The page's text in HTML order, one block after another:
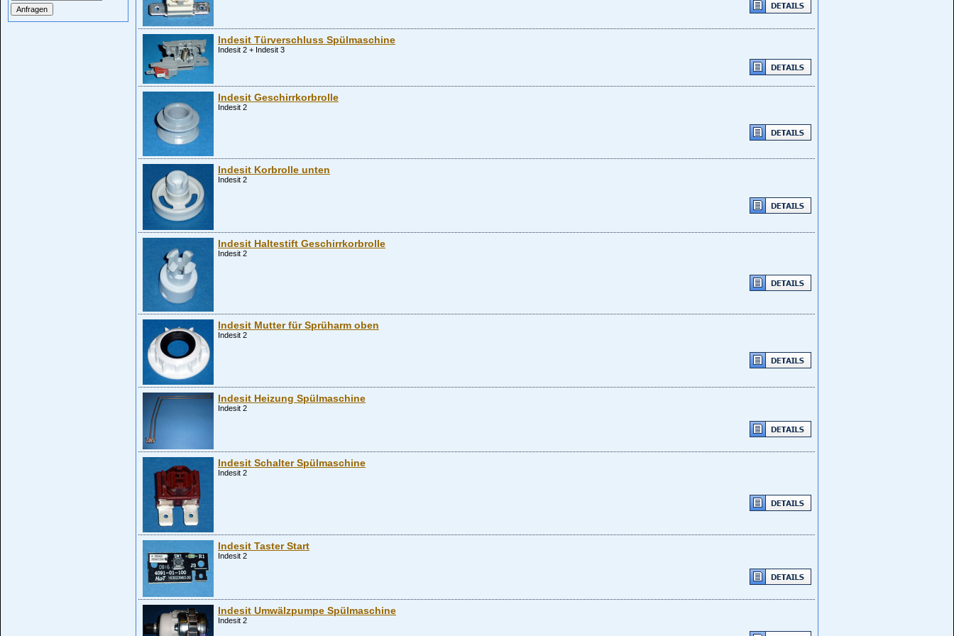
Indesit Türverschluss Spülmaschine
Indesit 2 + Indesit 3
Indesit Geschirrkorbrolle
Indesit 2
Indesit Korbrolle unten
Indesit 2
Indesit Haltestift Geschirrkorbrolle
Indesit 2
Indesit Mutter für Sprüharm oben
Indesit 2
Indesit Heizung Spülmaschine
Indesit 2
Indesit Schalter Spülmaschine
Indesit 2
Indesit Taster Start
Indesit 2
Indesit Umwälzpumpe Spülmaschine
Indesit 2